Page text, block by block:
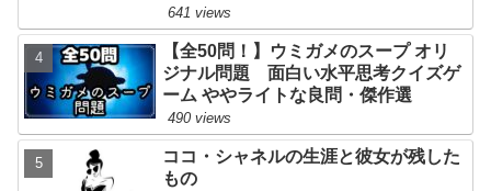
641 views
【全50問！】ウミガメのスープ オリ
ジナル問題 面白い水平思考クイズゲ
ーム ややライトな良問・傑作選
490 views
ココ・シャネルの生涯と彼女が残した
もの